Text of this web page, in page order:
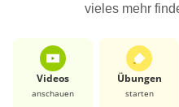
vieles mehr
Videos
anschauen
Übungen
starten